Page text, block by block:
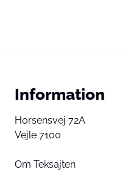
Information
Horsensvej 72A
Vejle 7100
Om Teksajten